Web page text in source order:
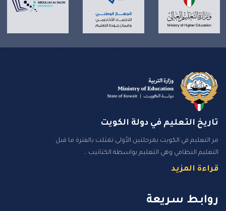
تاريخ التعليم في دولة الكويت
مر التعليم في الكويت بمرحلتين الأولى تمثلت بالفترة ما قبل
التعليم النظامي وهي التعليم بواسطة الكتاتيب ..
قراءة المزيد
روابـط سـريعة